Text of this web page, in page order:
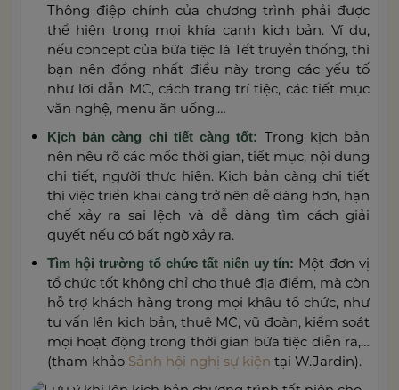
Thông điệp chính của chương trình phải được
thể hiện trong mọi khía cạnh kịch bản. Ví dụ,
nếu concept của bữa tiệc là Tết truyền thống, thì
bạn nên đồng nhất điều này trong các yếu tố
như lời dẫn MC, cách trang trí tiệc, các tiết mục
văn nghệ, menu ăn uống,…
Kịch bản càng chi tiết càng tốt: Trong kịch bản
nên nêu rõ các mốc thời gian, tiết mục, nội dung
chi tiết, người thực hiện. Kịch bản càng chi tiết
thì việc triển khai càng trở nên dễ dàng hơn, hạn
chế xảy ra sai lệch và dễ dàng tìm cách giải
quyết nếu có bất ngờ xảy ra.
Tìm hội trường tổ chức tất niên uy tín: Một đơn vị
tổ chức tốt không chỉ cho thuê địa điểm, mà còn
hỗ trợ khách hàng trong mọi khâu tổ chức, như
tư vấn lên kịch bản, thuê MC, vũ đoàn, kiểm soát
mọi hoạt động trong thời gian bữa tiệc diễn ra,…
(tham khảo Sảnh hội nghị sự kiện tại W.Jardin).